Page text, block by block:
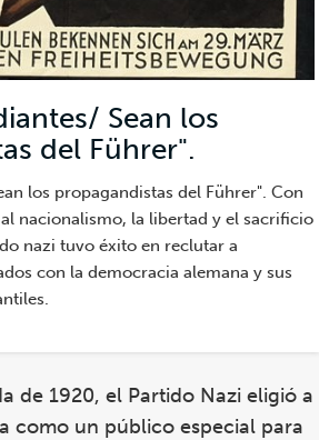
Sean los
del Führer".
los propagandistas del Führer". Con
nacionalismo, la libertad y el sacrificio
nazi tuvo éxito en reclutar a
con la democracia alemana y sus
de 1920, el Partido Nazi eligió a
como un público especial para